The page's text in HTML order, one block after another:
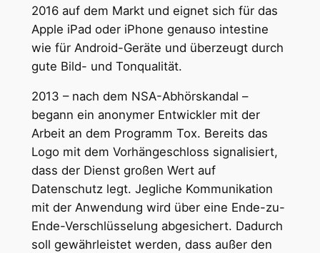
2016 auf dem Markt und eignet sich für das
Apple iPad oder iPhone genauso intestine
wie für Android-Geräte und überzeugt durch
gute Bild- und Tonqualität.
2013 – nach dem NSA-Abhörskandal –
begann ein anonymer Entwickler mit der
Arbeit an dem Programm Tox. Bereits das
Logo mit dem Vorhängeschloss signalisiert,
dass der Dienst großen Wert auf
Datenschutz legt. Jegliche Kommunikation
mit der Anwendung wird über eine Ende-zu-
Ende-Verschlüsselung abgesichert. Dadurch
soll gewährleistet werden, dass außer den